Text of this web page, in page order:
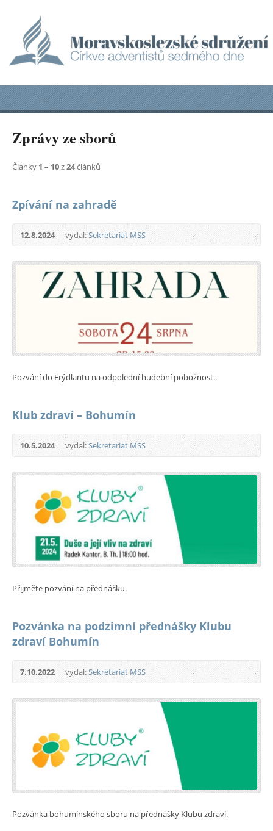
Zprávy ze sborů
Články 1 – 10z24článků
Zpívání na zahradě
12.8.2024 vydal:Sekretariat MSS
Pozvání do Frýdlantu na odpolední hudební pobožnost..
Klub zdraví – Bohumín
10.5.2024 vydal:Sekretariat MSS
Přijměte pozvání na přednášku.
Pozvánka na podzimní přednášky Klubu
zdraví Bohumín
7.10.2022 vydal:Sekretariat MSS
Pozvánka bohumínského sboru na přednášky Klubu zdraví.